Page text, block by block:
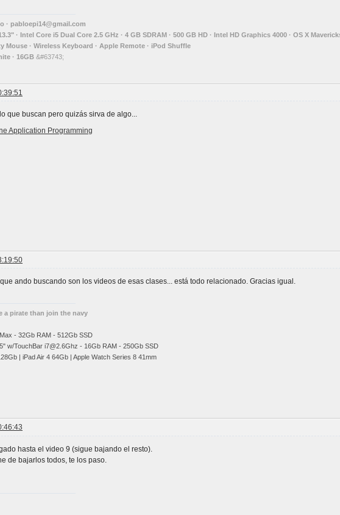
· pabloepi14@gmail.com
· Intel Core i5 Dual Core 2.5 GHz · 4 GB SDRAM · 500 GB HD · Intel HD Graphics 4000 · OS X
Mouse · Wireless Keyboard · Apple Remote · iPod Shuffle
· 16GB &#63743;
que buscan pero quizás sirva de algo...
Application Programming
ando buscando son los videos de esas clases... está todo relacionado. Gracias igual.
a pirate than join the navy
- 32Gb RAM - 512Gb SSD
w/TouchBar i7@2.6Ghz - 16Gb RAM - 250Gb SSD
| iPad Air 4 64Gb | Apple Watch Series 8 41mm
hasta el video 9 (sigue bajando el resto).
de bajarlos todos, te los paso.